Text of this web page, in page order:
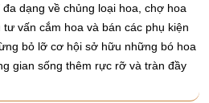
dạng về chủng loại hoa, chợ hoa
vấn cắm hoa và bán các phụ kiện
bỏ lỡ cơ hội sở hữu những bó hoa
gian sống thêm rực rỡ và tràn đầy